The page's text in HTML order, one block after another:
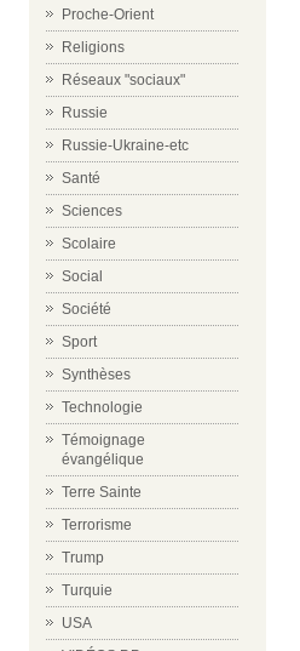
Proche-Orient
Religions
Réseaux "sociaux"
Russie
Russie-Ukraine-etc
Santé
Sciences
Scolaire
Social
Société
Sport
Synthèses
Technologie
Témoignage
évangélique
Terre Sainte
Terrorisme
Trump
Turquie
USA